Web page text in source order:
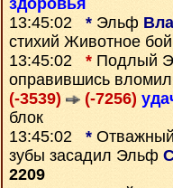
здоровья
13:45:02 * Эльф
стихий Животное
13:45:02 * Подлый
оправившись
(-3539)
(-7256)
блок
13:45:02 *
зубы засадил Эльф
2209